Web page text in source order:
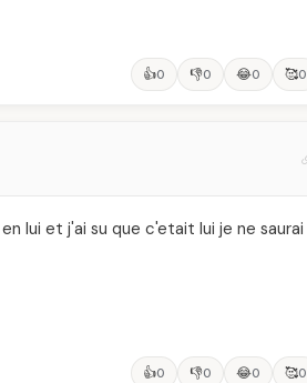
👍0 👎0 😂0 🥰0
lui et j'ai su que c'etait lui je ne saurai
👍0 👎0 😂0 🥰0